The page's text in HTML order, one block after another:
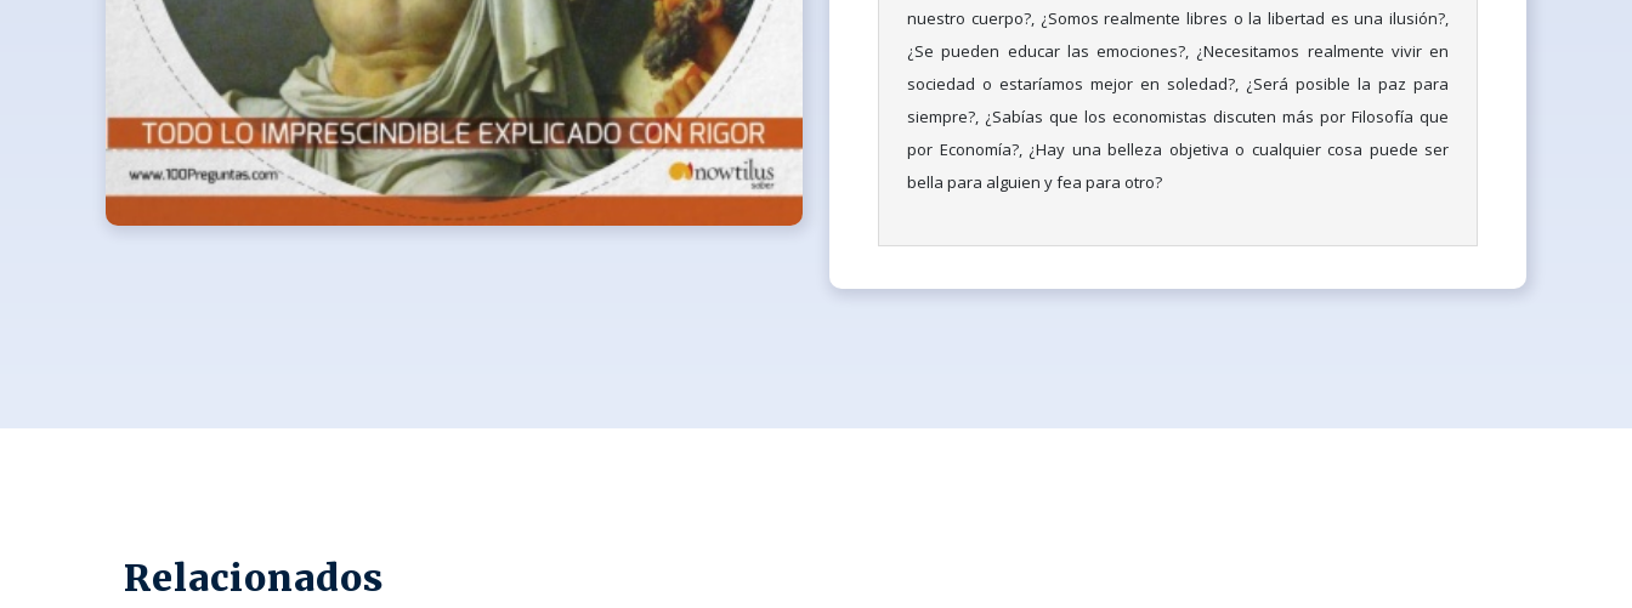
nuestro cuerpo?, ¿Somos realmente libres o la libertad es una ilusión?,
¿Se pueden educar las emociones?, ¿Necesitamos realmente vivir en
sociedad o estaríamos mejor en soledad?, ¿Será posible la paz para
siempre?, ¿Sabías que los economistas discuten más por Filosofía que
por Economía?, ¿Hay una belleza objetiva o cualquier cosa puede ser
bella para alguien y fea para otro?
Relacionados